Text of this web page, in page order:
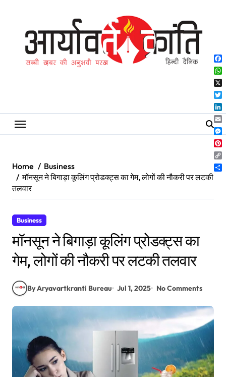
Home
Business
मॉनसून ने बिगाड़ा कूलिंग प्रोडक्ट्स का गेम, लोगों की नौकरी पर लटकी
तलवार
Business
मॉनसून ने बिगाड़ा कूलिंग प्रोडक्ट्स का
गेम, लोगों की नौकरी पर लटकी तलवार
By Aryavartkranti Bureau Jul 1, 2025 No Comments
X